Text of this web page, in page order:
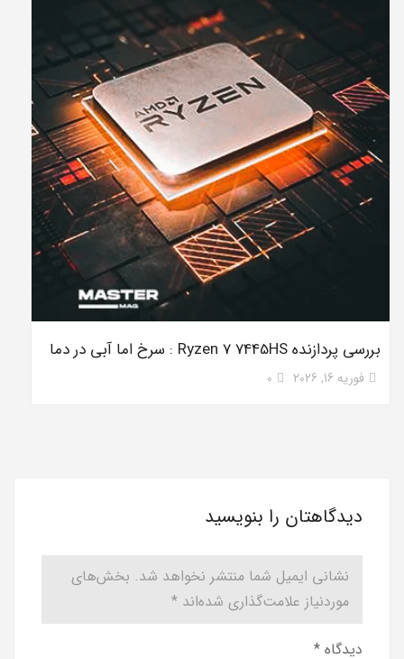
بررسی پردازنده Ryzen 7 7445HS : سرخ اما آبی در دما
فوریه 16, 2026 0
دیدگاهتان را بنویسید
نشانی ایمیل شما منتشر نخواهد شد. بخش‌های
موردنیاز علامت‌گذاری شده‌اند *
دیدگاه *